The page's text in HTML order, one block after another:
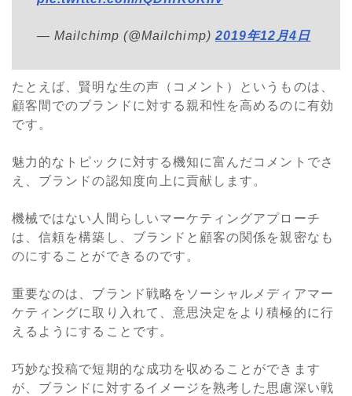
— Mailchimp (@Mailchimp) 2019年12月4日
たとえば、賢明な生の声（コメント）というものは、
顧客間でのブランドに対する親和性を高めるのに有効
です。
魅力的なトピックに対する機知に富んだコメントでさ
え、ブランドの認知度向上に貢献します。
機械ではない人間らしいマーケティングアプローチ
は、信頼を構築し、ブランドと顧客の関係を親密なも
のにすることができるのです。
重要なのは、ブランド戦略をソーシャルメディアマー
ケティングに取り入れて、意思決定をより積極的に行
えるようにすることです。
巧妙な投稿で短期的な成功を収めることができます
が、ブランドに対するイメージを熟考した思慮深い戦